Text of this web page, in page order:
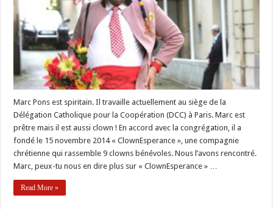
Marc Pons est spiritain. Il travaille actuellement au siège de la
Délégation Catholique pour la Coopération (DCC) à Paris. Marc est
prêtre mais il est aussi clown ! En accord avec la congrégation, il a
fondé le 15 novembre 2014 « ClownEsperance », une compagnie
chrétienne qui rassemble 9 clowns bénévoles. Nous l’avons rencontré.
Marc, peux-tu nous en dire plus sur « ClownEsperance » …
Read More »